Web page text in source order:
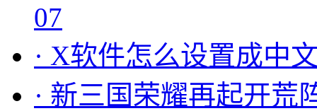
07
· X软件怎么设置成中
· 新三国荣耀再起开荒